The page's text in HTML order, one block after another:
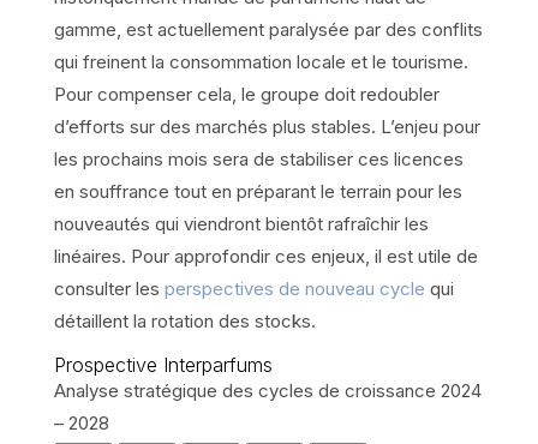
gamme, est actuellement paralysée par des conflits
qui freinent la consommation locale et le tourisme.
Pour compenser cela, le groupe doit redoubler
d’efforts sur des marchés plus stables. L’enjeu pour
les prochains mois sera de stabiliser ces licences
en souffrance tout en préparant le terrain pour les
nouveautés qui viendront bientôt rafraîchir les
linéaires. Pour approfondir ces enjeux, il est utile de
consulter les perspectives de nouveau cycle qui
détaillent la rotation des stocks.
Prospective Interparfums
Analyse stratégique des cycles de croissance 2024
– 2028